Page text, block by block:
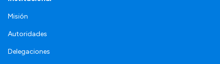
Misión
Autoridades
Delegaciones